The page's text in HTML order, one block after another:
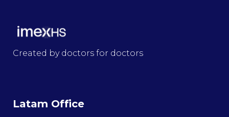
Created by doctors for doctors
Latam Office